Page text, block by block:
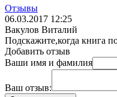
Отзывы
06.03.2017 12:25
Вакулов Виталий
Подскажите,когда книга
Добавить отзыв
Ваши имя и фамилия
Ваш отзыв: